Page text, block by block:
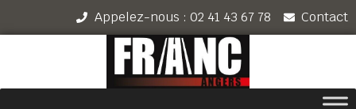
Appelez-nous : 02 41 43 67 78 Contact